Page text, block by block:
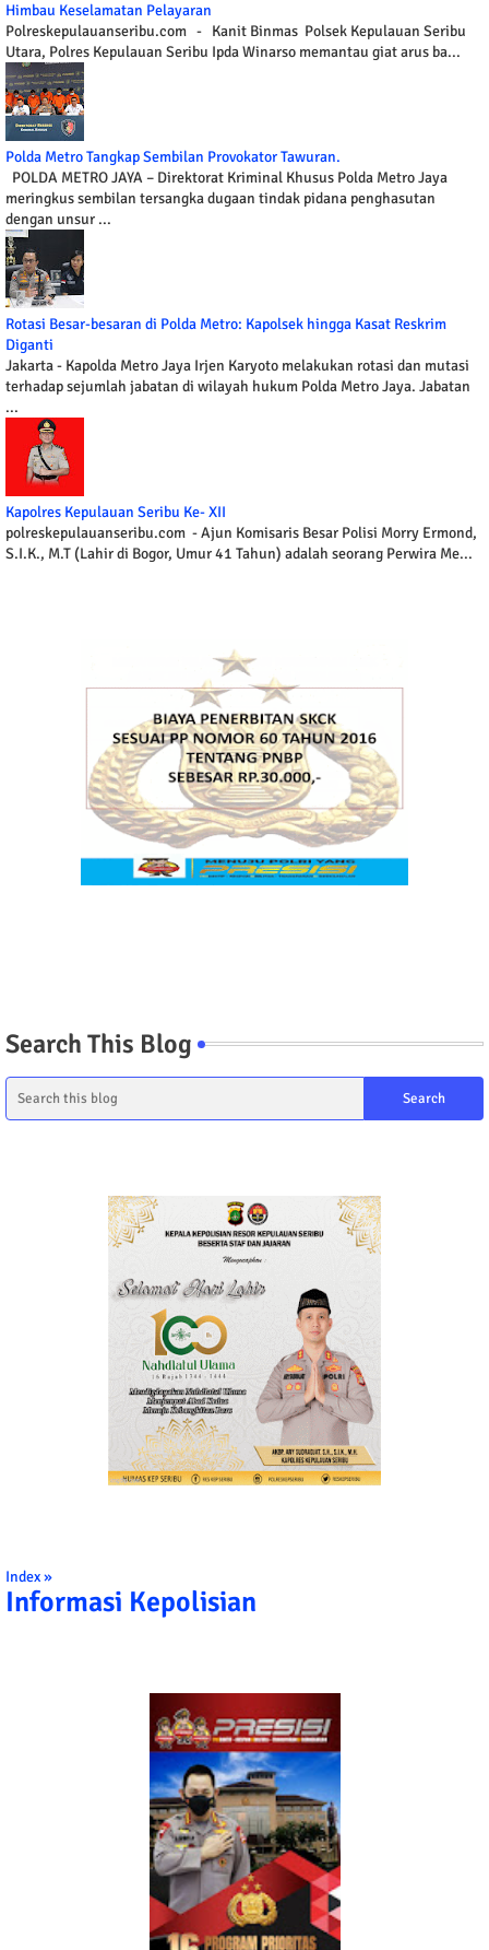
Himbau Keselamatan Pelayaran
Polreskepulauanseribu.com - Kanit Binmas Polsek Kepulauan Seribu
Utara, Polres Kepulauan Seribu Ipda Winarso memantau giat arus ba...
Polda Metro Tangkap Sembilan Provokator Tawuran.
POLDA METRO JAYA – Direktorat Kriminal Khusus Polda Metro Jaya
meringkus sembilan tersangka dugaan tindak pidana penghasutan
dengan unsur ...
Rotasi Besar-besaran di Polda Metro: Kapolsek hingga Kasat Reskrim
Diganti
Jakarta - Kapolda Metro Jaya Irjen Karyoto melakukan rotasi dan mutasi
terhadap sejumlah jabatan di wilayah hukum Polda Metro Jaya. Jabatan
...
Kapolres Kepulauan Seribu Ke- XII
polreskepulauanseribu.com - Ajun Komisaris Besar Polisi Morry Ermond,
S.I.K., M.T (Lahir di Bogor, Umur 41 Tahun) adalah seorang Perwira Me...
Search This Blog
Index »
Informasi Kepolisian